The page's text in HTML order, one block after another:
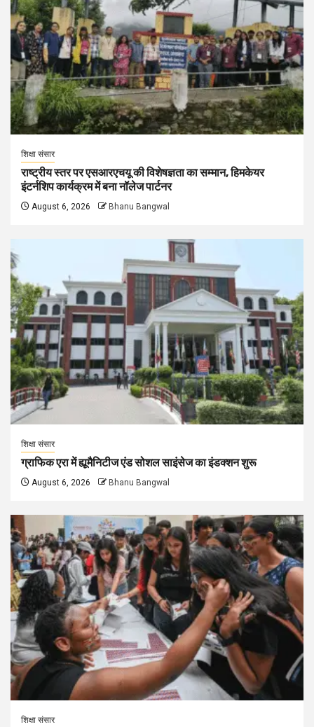
शिक्षा संसार
राष्ट्रीय स्तर पर एसआरएचयू की विशेषज्ञता का सम्मान, हिमकेयर
इंटर्नशिप कार्यक्रम में बना नॉलेज पार्टनर
August 6, 2026 Bhanu Bangwal
शिक्षा संसार
ग्राफिक एरा में ह्यूमैनिटीज एंड सोशल साइंसेज का इंडक्शन शुरू
August 6, 2026 Bhanu Bangwal
शिक्षा संसार